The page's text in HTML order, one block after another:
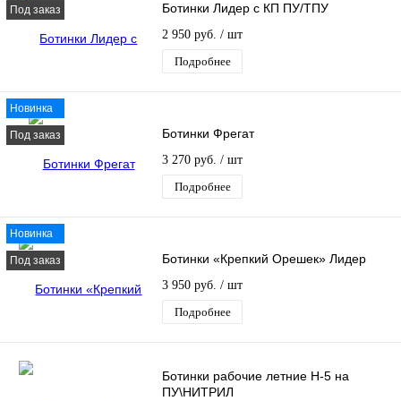
Под заказ Ботинки Лидер с КП ПУ/ТПУ
2 950 руб. / шт
Подробнее
Новинка
Под заказ Ботинки Фрегат
3 270 руб. / шт
Подробнее
Новинка
Под заказ Ботинки «Крепкий Орешек» Лидер
3 950 руб. / шт
Подробнее
Ботинки рабочие летние Н-5 на
ПУ\НИТРИЛ